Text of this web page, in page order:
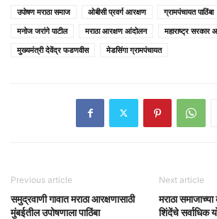
उपोषण मराठा समाज
ओबीसी प्रवर्ग आरक्षण ग्रामपंचायत पाठिंबा
मनोज जरांगे पाटील
मराठा आरक्षण आंदोलन
महाराष्ट्र सरकार
मुख्यमंत्री देवेंद्र फडणवीस
मेडसिंगा ग्रामपंचायत
Previous article
समुद्रवाणी गावात मराठा आरक्षणासाठी
मुंबईतील उपोषणाला पाठिंबा
Next article
मराठा
शिंदेंचे सर्वाधिक